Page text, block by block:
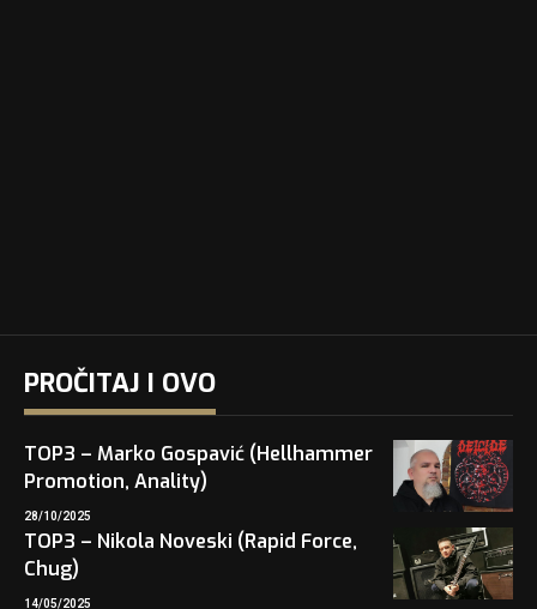
PROČITAJ I OVO
TOP3 – Marko Gospavić (Hellhammer
Promotion, Anality)
28/10/2025
TOP3 – Nikola Noveski (Rapid Force,
Chug)
14/05/2025